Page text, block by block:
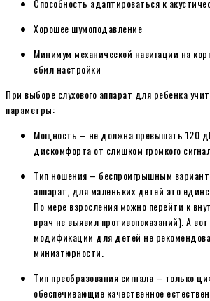
Способность адаптироваться к
Хорошее шумоподавление
Минимум механической навигации на
сбил настройки
При выборе слухового аппарат для ребенка
параметры:
Мощность – не должна превышать 120
дискомфорта от слишком громкого
Тип ношения – беспроигрышным
аппарат, для маленьких детей это
По мере взросления можно перейти к
врач не выявил противопоказаний). А
модификации для детей не
миниатюрности.
Тип преобразования сигнала – только
обеспечивающие качественное